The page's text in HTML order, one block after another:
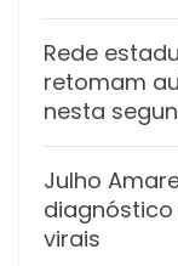
Rede
retomam
nesta
Julho
virais